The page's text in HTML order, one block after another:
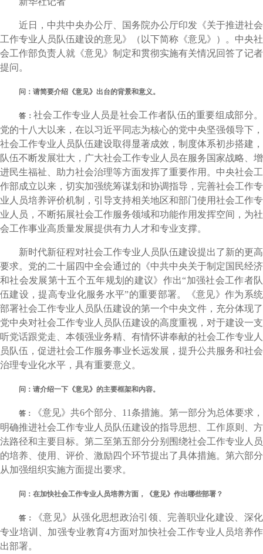
近日，中共中央办公厅、国务院办公厅印发《关于推进社会
工作专业人员队伍建设的意见》（以下简称《意见》）。中央社
会工作部负责人就《意见》制定和贯彻实施有关情况回答了记者
提问。
问：请简要介绍《意见》出台的背景和意义。
答： 社会工作专业人员是社会工作者队伍的重要组成部分。
党的十八大以来，在以习近平同志为核心的党中央坚强领导下，
社会工作专业人员队伍建设取得显著成效，制度体系初步搭建，
队伍不断发展壮大，广大社会工作专业人员在服务国家战略、增
进民生福祉、助力社会治理等方面发挥了重要作用。中央社会工
作部成立以来，切实加强统筹谋划和协调指导，完善社会工作专
业人员培养评价机制，引导支持相关地区和部门使用社会工作专
业人员，不断拓展社会工作服务领域和功能作用发挥空间，为社
会工作事业高质量发展提供有力人才和专业支撑。
新时代新征程对社会工作专业人员队伍建设提出了新的更高
要求。党的二十届四中全会通过的《中共中央关于制定国民经济
和社会发展第十五个五年规划的建议》作出“加强社会工作者队
伍建设，提高专业化服务水平”的重要部署。《意见》作为系统
部署社会工作专业人员队伍建设的第一个中央文件，充分体现了
党中央对社会工作专业人员队伍建设的高度重视，对于建设一支
听党话跟党走、本领强业务精、有情怀讲奉献的社会工作专业人
员队伍，促进社会工作服务事业长远发展，提升公共服务和社会
治理专业化水平，具有重要意义。
问：请介绍一下《意见》的主要框架和内容。
答：
《意见》共6个部分、11条措施。第一部分为总体要求，
明确推进社会工作专业人员队伍建设的指导思想、工作原则、方
法路径和主要目标。第二至第五部分分别围绕社会工作专业人员
的培养、使用、评价、激励四个环节提出了具体措施。第六部分
从加强组织实施方面提出要求。
问：在加快社会工作专业人员培养方面，《意见》作出哪些部署？
答：
《意见》从强化思想政治引领、完善职业化建设、深化
专业培训、加强专业教育4方面对加快社会工作专业人员培养作
出部署。